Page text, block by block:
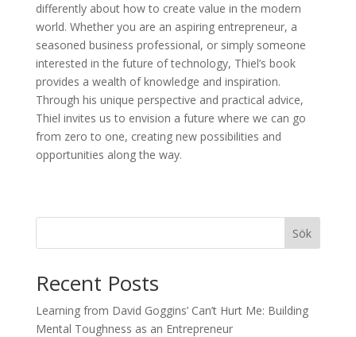
differently about how to create value in the modern
world. Whether you are an aspiring entrepreneur, a
seasoned business professional, or simply someone
interested in the future of technology, Thiel’s book
provides a wealth of knowledge and inspiration.
Through his unique perspective and practical advice,
Thiel invites us to envision a future where we can go
from zero to one, creating new possibilities and
opportunities along the way.
Sök
Recent Posts
Learning from David Goggins’ Can’t Hurt Me: Building
Mental Toughness as an Entrepreneur